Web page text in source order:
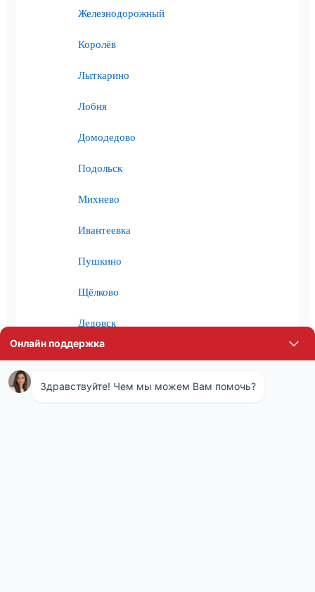
Железнодорожный
Королёв
Лыткарино
Лобня
Домодедово
Подольск
Михнево
Ивантеевка
Пушкино
Щёлково
Дедовск
Жуковский